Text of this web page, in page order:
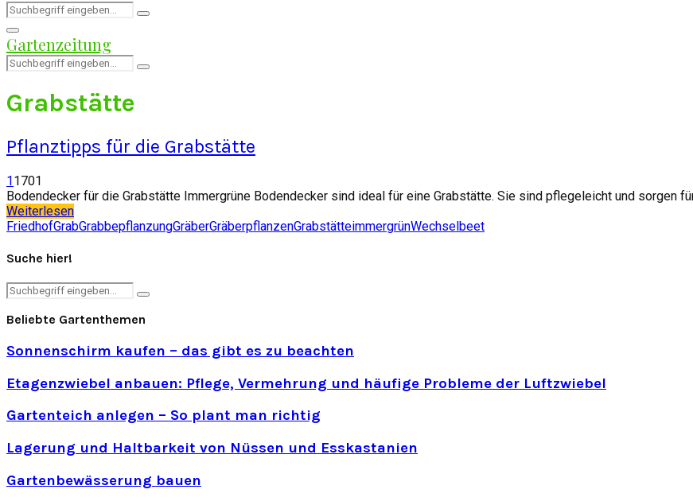
Search
for:
Search
Facebook
Twitter
Instagram
Pinterest
Youtube
Snapchat
Primary
Menu
Gartenzeitung
Search
for:
Search
Grabstätte
Pflanztipps für die Grabstätte
11701
Bodendecker für die Grabstätte Immergrüne Bodendecker sind ideal für eine Grabstätte. Sie sind pflegeleicht und sorgen
Weiterlesen
FriedhofGrabGrabbepflanzungGräberGräberpflanzenGrabstätteimmergrünWechselbeet
Suche hier!
Search
Search
Beliebte Gartenthemen
Sonnenschirm kaufen – das gibt es zu beachten
Etagenzwiebel anbauen: Pflege, Vermehrung und häufige Probleme der Luftzwiebel
Gartenteich anlegen – So plant man richtig
Lagerung und Haltbarkeit von Nüssen und Esskastanien
Gartenbewässerung bauen